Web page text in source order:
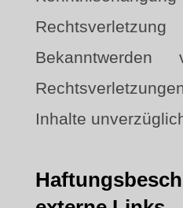
Inhalte